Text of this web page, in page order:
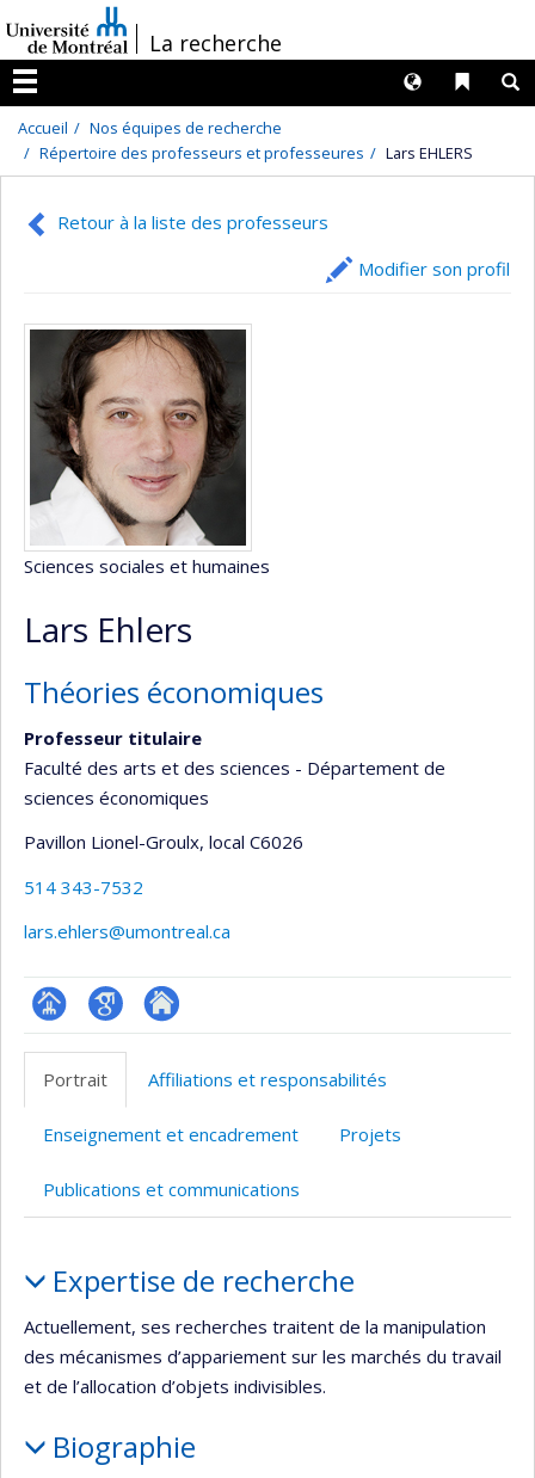
au
contenu
/La recherche
Menu
Liens
Langues
Accueil
Nos équipes de recherche
Répertoire des professeurs et professeures
Lars EHLERS
Retour à la liste des professeurs
Modifier son profil
Sciences sociales et humaines
Lars Ehlers
Théories économiques
Professeur titulaire
Faculté des arts et des sciences - Département de
sciences économiques
Pavillon Lionel-Groulx, local C6026
514 343-7532
lars.ehlers@umontreal.ca
Page GoogleAutre
site
Portrait Affiliations et responsabilités
Enseignement et encadrement Projets
Publications et communications
Expertise de recherche
Actuellement, ses recherches traitent de la manipulation
des mécanismes d’appariement sur les marchés du travail
et de l’allocation d’objets indivisibles.
Biographie